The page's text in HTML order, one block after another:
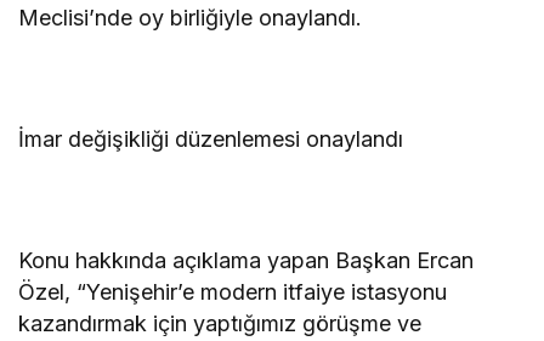
Meclisi’nde oy birliğiyle onaylandı.
İmar değişikliği düzenlemesi onaylandı
Konu hakkında açıklama yapan Başkan Ercan
Özel, “Yenişehir’e modern itfaiye istasyonu
kazandırmak için yaptığımız görüşme ve